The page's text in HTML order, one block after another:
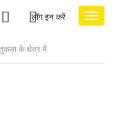
लॉग इन करें
के क्षेत्र में